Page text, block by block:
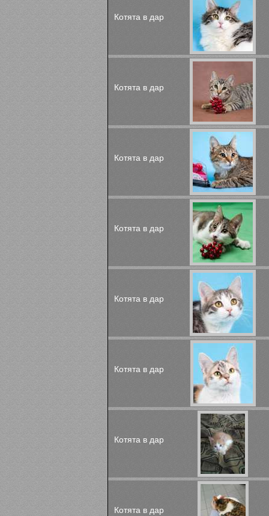
Котята в дар
Котята в дар
Котята в дар
Котята в дар
Котята в дар
Котята в дар
Котята в дар
Котята в дар